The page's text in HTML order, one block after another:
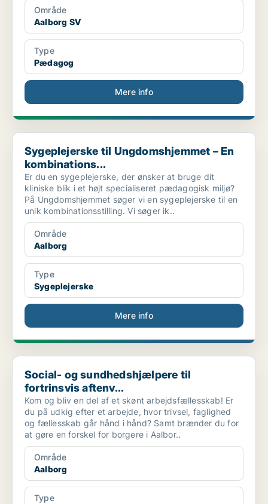
Område
Aalborg SV
Type
Pædagog
Mere info
Sygeplejerske til Ungdomshjemmet – En kombinations...
Sygeplejerske til Ungdomshjemmet – En
kombinations...
Er du en sygeplejerske, der ønsker at bruge dit
kliniske blik i et højt specialiseret pædagogisk miljø?
På Ungdomshjemmet søger vi en sygeplejerske til en
unik kombinationsstilling. Vi søger ik..
Område
Aalborg
Type
Sygeplejerske
Mere info
Social- og sundhedshjælpere til fortrinsvis aftenv...
Social- og sundhedshjælpere til
fortrinsvis aftenv...
Kom og bliv en del af et skønt arbejdsfællesskab! Er
du på udkig efter et arbejde, hvor trivsel, faglighed
og fællesskab går hånd i hånd? Samt brænder du for
at gøre en forskel for borgere i Aalbor..
Område
Aalborg
Type